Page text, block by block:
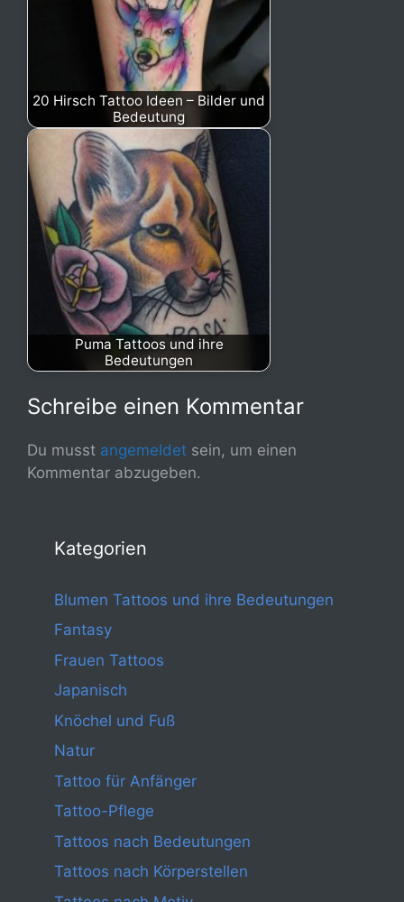
20 Hirsch Tattoo Ideen – Bilder und
Bedeutung
Puma Tattoos und ihre
Bedeutungen
Schreibe einen Kommentar
Du musst angemeldet sein, um einen
Kommentar abzugeben.
Kategorien
Blumen Tattoos und ihre Bedeutungen
Fantasy
Frauen Tattoos
Japanisch
Knöchel und Fuß
Natur
Tattoo für Anfänger
Tattoo-Pflege
Tattoos nach Bedeutungen
Tattoos nach Körperstellen